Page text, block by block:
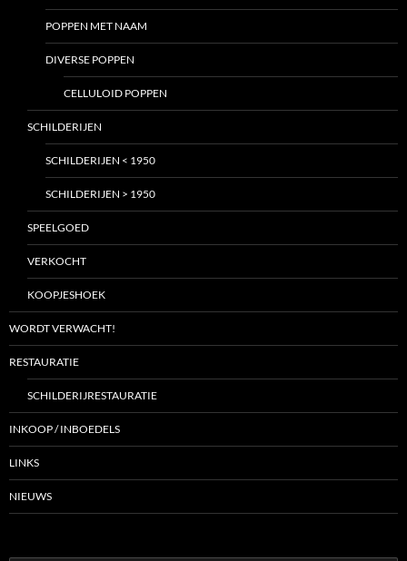
POPPEN MET NAAM
DIVERSE POPPEN
CELLULOID POPPEN
SCHILDERIJEN
SCHILDERIJEN < 1950
SCHILDERIJEN > 1950
SPEELGOED
VERKOCHT
KOOPJESHOEK
WORDT VERWACHT!
RESTAURATIE
SCHILDERIJRESTAURATIE
INKOOP / INBOEDELS
LINKS
NIEUWS